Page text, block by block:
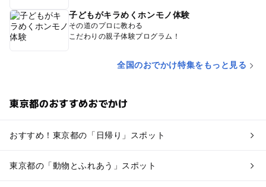
子どもがキラめくホンモノ体験
その道のプロに教わる
こだわりの親子体験プログラム！
全国のおでかけ特集をもっと見る
東京都のおすすめおでかけ
おすすめ！東京都の「日帰り」スポット
東京都の「動物とふれあう」スポット